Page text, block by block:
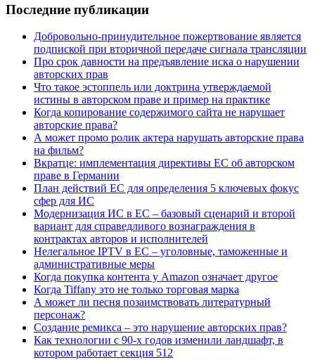
права
на
ИС
по
трудовому
договору?
Sidebar
Последние публикации
Добровольно-принудительное пожертвование является
подпиской при вторичной передаче сигнала трансляции
Про срок давности на предъявление иска о нарушении
авторских прав
Что такое эстоппель или доктрина утверждаемой
истины в авторском праве и пример на практике
Когда копирование содержимого сайта не нарушает
авторские права?
А может промо ролик актера нарушать авторские права
на фильм?
Вкратце: имплементация директивы ЕС об авторском
праве в Германии
План действий ЕС для определения 5 ключевых фокус
сфер для ИС
Модернизация ИС в ЕС – базовый сценарий и второй
вариант для справедливого вознаграждения в
контрактах авторов и исполнителей
Нелегальное IPTV в ЕС – уголовные, таможенные и
административные меры
Когда покупка контента у Amazon означает другое
Когда Tiffany это не только торговая марка
А может ли песня позаимствовать литературный
персонаж?
Создание ремикса – это нарушение авторских прав?
Как технологии с 90-х годов изменили ландшафт, в
котором работает секция 512